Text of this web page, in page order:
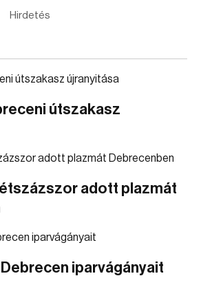
Hirdetés
útszakasz
adott plazmát
iparvágányait